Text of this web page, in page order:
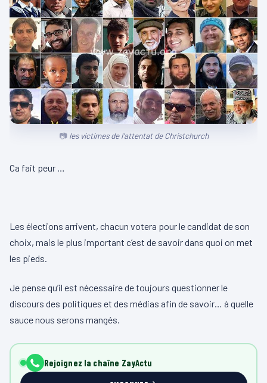
les victimes de l’attentat de Christchurch
Ca fait peur …
Les élections arrivent, chacun votera pour le candidat de son
choix, mais le plus important c’est de savoir dans quoi on met
les pieds.
Je pense qu’il est nécessaire de toujours questionner le
discours des politiques et des médias afin de savoir… à quelle
sauce nous serons mangés.
Rejoignez la chaîne ZayActu